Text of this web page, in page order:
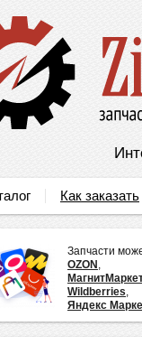
Как заказать
Запчасти
OZON
Wildberries
Яндекс